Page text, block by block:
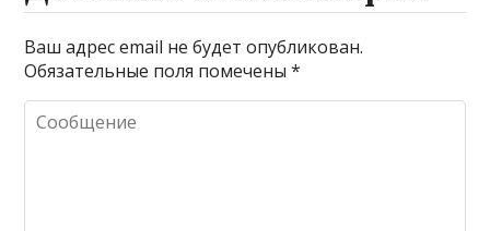
Ваш адрес email не будет опубликован.
Обязательные поля помечены*